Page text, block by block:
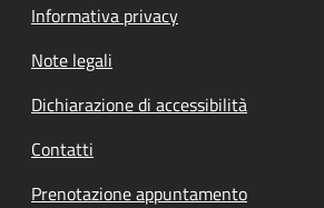
Informativa privacy
Note legali
Dichiarazione di accessibilità
Contatti
Prenotazione appuntamento